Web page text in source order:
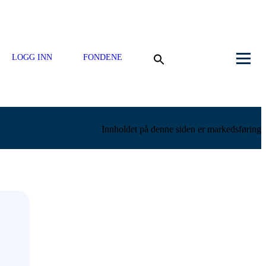
LOGG INN FONDENE
Innholdet på denne siden er markedsføring